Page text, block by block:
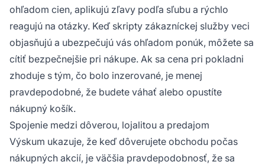
ohľadom cien, aplikujú zľavy podľa sľubu a rýchlo
reagujú na otázky. Keď skripty zákazníckej služby veci
objasňujú a ubezpečujú vás ohľadom ponúk, môžete sa
cítiť bezpečnejšie pri nákupe. Ak sa cena pri pokladni
zhoduje s tým, čo bolo inzerované, je menej
pravdepodobné, že budete váhať alebo opustíte
nákupný košík.
Spojenie medzi dôverou, lojalitou a predajom
Výskum ukazuje, že keď dôverujete obchodu počas
nákupných akcií, je väčšia pravdepodobnosť, že sa